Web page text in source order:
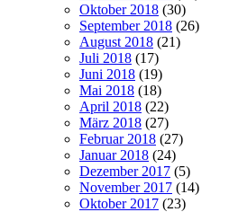
Oktober 2018 (30)
September 2018 (26)
August 2018 (21)
Juli 2018 (17)
Juni 2018 (19)
Mai 2018 (18)
April 2018 (22)
März 2018 (27)
Februar 2018 (27)
Januar 2018 (24)
Dezember 2017 (5)
November 2017 (14)
Oktober 2017 (23)